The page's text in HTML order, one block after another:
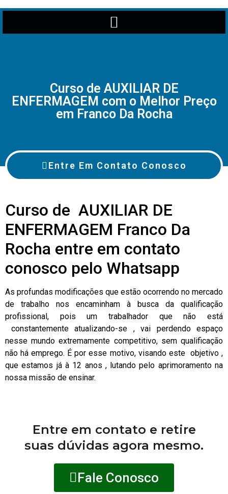
Curso de AUXILIAR DE
ENFERMAGEM com o Melhor Preço
em Franco Da Rocha
Entre Em Contato Conosco
Curso de AUXILIAR DE
ENFERMAGEM Franco Da
Rocha entre em contato
conosco pelo Whatsapp
As profundas modificações que estão ocorrendo no mercado
de trabalho nos encaminham à busca da qualificação
profissional, pois um trabalhador que não está
constantemente atualizando-se , vai perdendo espaço
nesse mundo extremamente competitivo, sem qualificação
não há emprego. É por esse motivo, visando este objetivo ,
que estamos já à 12 anos , lutando pelo aprimoramento na
nossa missão de ensinar.
Entre em contato e retire
suas dúvidas agora mesmo.
Fale Conosco